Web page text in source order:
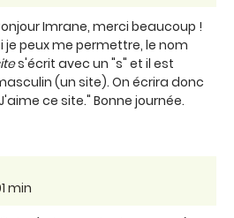
Imrane, merci beaucoup !
je peux me permettre, le nom
s'écrit avec un "s" et il est
(un site). On écrira donc
ce site." Bonne journée.
min